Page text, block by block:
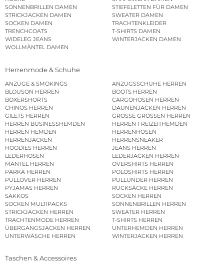
SONNENBRILLEN DAMEN
STIEFELETTEN FÜR DAMEN
STRICKJACKEN DAMEN
SWEATER DAMEN
SOCKEN DAMEN
TRACHTENKLEIDER
TRENCHCOATS
T-SHIRTS DAMEN
WIDELEG JEANS
WINTERJACKEN DAMEN
WOLLMÄNTEL DAMEN
Herrenmode & Schuhe
ANZÜGE & SMOKINGS
ANZUGSSCHUHE HERREN
BLOUSON HERREN
BOOTS HERREN
BOXERSHORTS
CARGOHOSEN HERREN
CHINOS HERREN
DAUNENJACKEN HERREN
GILETS HERREN
GROSSE GRÖSSEN HERREN
HERREN BUSINESSHEMDEN
HERREN FREIZEITHEMDEN
HERREN HEMDEN
HERRENHOSEN
HERRENJACKEN
HERRENSNEAKER
HOODIES HERREN
JEANS HERREN
LEDERHOSEN
LEDERJACKEN HERREN
MÄNTEL HERREN
OVERSHIRTS HERREN
PARKA HERREN
POLOSHIRTS HERREN
PULLOVER HERREN
PULLUNDER HERREN
PYJAMAS HERREN
RUCKSÄCKE HERREN
SAKKOS
SOCKEN HERREN
SOCKEN MULTIPACKS
SONNENBRILLEN HERREN
STRICKJACKEN HERREN
SWEATER HERREN
TRACHTENMODE HERREN
T-SHIRTS HERREN
ÜBERGANGSJACKEN HERREN
UNTERHEMDEN HERREN
UNTERWÄSCHE HERREN
WINTERJACKEN HERREN
Taschen & Accessoires